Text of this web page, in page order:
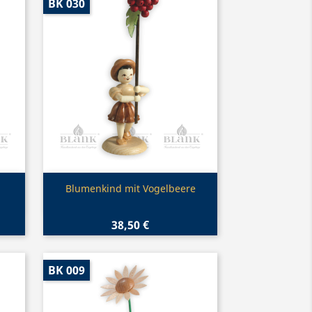
Vorschau
Blumenkind mit Vogelbeere
38,50 €
BK 030
BK 009